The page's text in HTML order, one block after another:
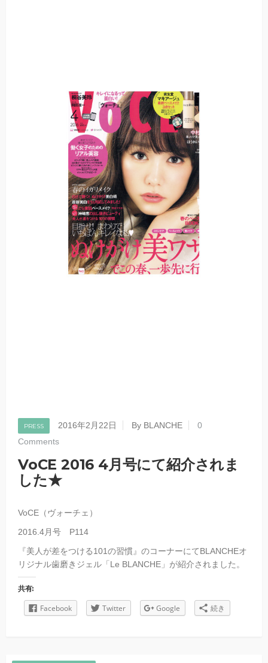
PRESS 2016年2月22日 By BLANCHE
0
Comments
VoCE 2016 4月号にて紹介されま
した★
VoCE（ヴォーチェ）
2016.4月号 P114
『美人が差をつける101の習慣』のコーナーにてBLANCHEオ
リジナル歯磨きジェル「Le BLANCHE」が紹介されました。
共有:
Facebook Twitter Google 続き